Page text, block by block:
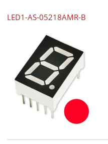
LED1-AS-05218AMR-B